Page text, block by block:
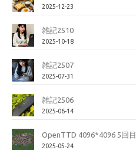
2025-12-23
雑記2510
2025-10-18
雑記2507
2025-07-31
雑記2506
2025-06-14
OpenTTD 4096*4096 5回目
2025-05-24